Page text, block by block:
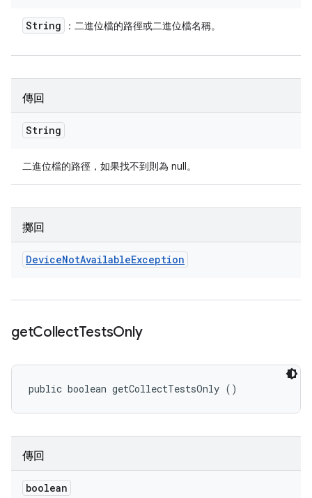
String ：二進位檔的路徑或二進位檔名稱。
傳回
String
二進位檔的路徑，如果找不到則為 null。
擲回
DeviceNotAvailableException
getCollectTestsOnly
public boolean getCollectTestsOnly ()
傳回
boolean